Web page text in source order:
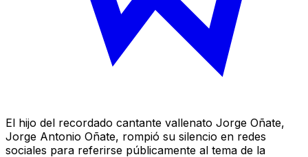
El hijo del recordado cantante vallenato Jorge Oñate,
Jorge Antonio Oñate, rompió su silencio en redes
sociales para referirse públicamente al tema de la